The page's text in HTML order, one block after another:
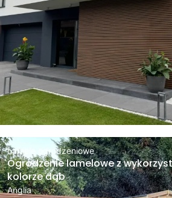
Lamele ogrodzeniowe
Ogrodzenie lamelowe z
kolorze dąb
Anglia